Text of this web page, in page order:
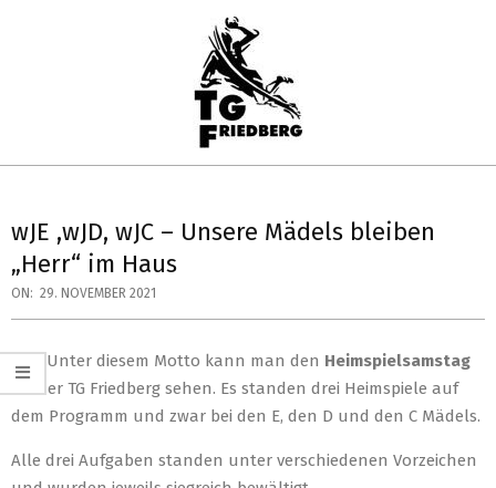
TG
HANDBALL
Menu
wJE ,wJD, wJC – Unsere Mädels bleiben
„Herr“ im Haus
ON: 29. NOVEMBER 2021
(ug) Unter diesem Motto kann man den Heimspielsamstag
bei der TG Friedberg sehen. Es standen drei Heimspiele auf
dem Programm und zwar bei den E, den D und den C Mädels.
Alle drei Aufgaben standen unter verschiedenen Vorzeichen